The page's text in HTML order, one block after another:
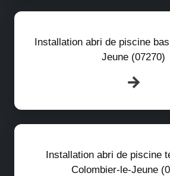
Installation abri de piscine
Jeune (07270)
Installation abri de piscine
Colombier-le-Jeune